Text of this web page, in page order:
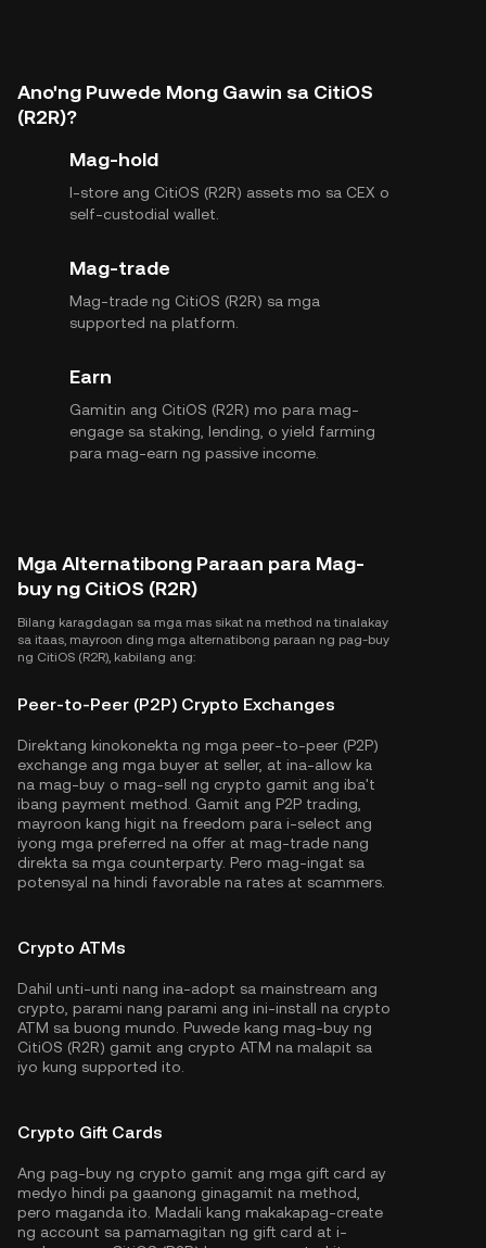
Ano'ng Puwede Mong Gawin sa CitiOS
(R2R)?
Mag-hold
I-store ang CitiOS (R2R) assets mo sa CEX o
self-custodial wallet.
Mag-trade
Mag-trade ng CitiOS (R2R) sa mga
supported na platform.
Earn
Gamitin ang CitiOS (R2R) mo para mag-
engage sa staking, lending, o yield farming
para mag-earn ng passive income.
Mga Alternatibong Paraan para Mag-
buy ng CitiOS (R2R)
Bilang karagdagan sa mga mas sikat na method na tinalakay
sa itaas, mayroon ding mga alternatibong paraan ng pag-buy
ng CitiOS (R2R), kabilang ang:
Peer-to-Peer (P2P) Crypto Exchanges
Direktang kinokonekta ng mga peer-to-peer (P2P)
exchange ang mga buyer at seller, at ina-allow ka
na mag-buy o mag-sell ng crypto gamit ang iba't
ibang payment method. Gamit ang P2P trading,
mayroon kang higit na freedom para i-select ang
iyong mga preferred na offer at mag-trade nang
direkta sa mga counterparty. Pero mag-ingat sa
potensyal na hindi favorable na rates at scammers.
Crypto ATMs
Dahil unti-unti nang ina-adopt sa mainstream ang
crypto, parami nang parami ang ini-install na crypto
ATM sa buong mundo. Puwede kang mag-buy ng
CitiOS (R2R) gamit ang crypto ATM na malapit sa
iyo kung supported ito.
Crypto Gift Cards
Ang pag-buy ng crypto gamit ang mga gift card ay
medyo hindi pa gaanong ginagamit na method,
pero maganda ito. Madali kang makakapag-create
ng account sa pamamagitan ng gift card at i-